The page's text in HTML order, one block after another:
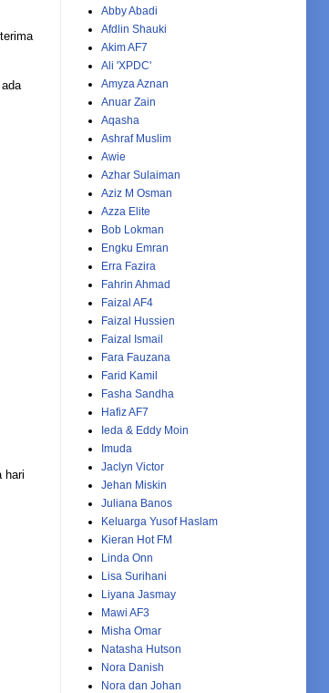
hari
Abby Abadi
Afdlin Shauki
Akim AF7
Ali 'XPDC'
Amyza Aznan
Anuar Zain
Aqasha
Ashraf Muslim
Awie
Azhar Sulaiman
Aziz M Osman
Azza Elite
Bob Lokman
Engku Emran
Erra Fazira
Fahrin Ahmad
Faizal AF4
Faizal Hussien
Faizal Ismail
Fara Fauzana
Farid Kamil
Fasha Sandha
Hafiz AF7
Ieda & Eddy Moin
Imuda
Jaclyn Victor
Jehan Miskin
Juliana Banos
Keluarga Yusof Haslam
Kieran Hot FM
Linda Onn
Lisa Surihani
Liyana Jasmay
Mawi AF3
Misha Omar
Natasha Hutson
Nora Danish
Nora dan Johan